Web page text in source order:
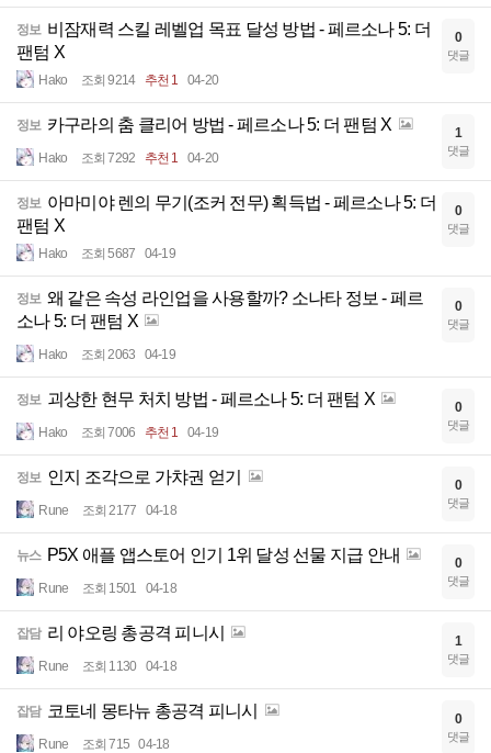
정보 비잠재력 스킬 레벨업 목표 달성 방법 - 페르소나 5: 더
팬텀 X
Hako 조회 9214 추천 1 04-20
0
댓글
정보 카구라의 춤 클리어 방법 - 페르소나 5: 더 팬텀 X
Hako 조회 7292 추천 1 04-20
1
댓글
정보 아마미야 렌의 무기(조커 전무) 획득법 - 페르소나 5: 더
팬텀 X
Hako 조회 5687 04-19
0
댓글
정보 왜 같은 속성 라인업을 사용할까? 소나타 정보 - 페르
소나 5: 더 팬텀 X
Hako 조회 2063 04-19
0
댓글
정보 괴상한 현무 처치 방법 - 페르소나 5: 더 팬텀 X
Hako 조회 7006 추천 1 04-19
0
댓글
정보 인지 조각으로 가챠권 얻기
Rune 조회 2177 04-18
0
댓글
뉴스 P5X 애플 앱스토어 인기 1위 달성 선물 지급 안내
Rune 조회 1501 04-18
0
댓글
잡담 리 야오링 총공격 피니시
Rune 조회 1130 04-18
1
댓글
잡담 코토네 몽타뉴 총공격 피니시
Rune 조회 715 04-18
0
댓글